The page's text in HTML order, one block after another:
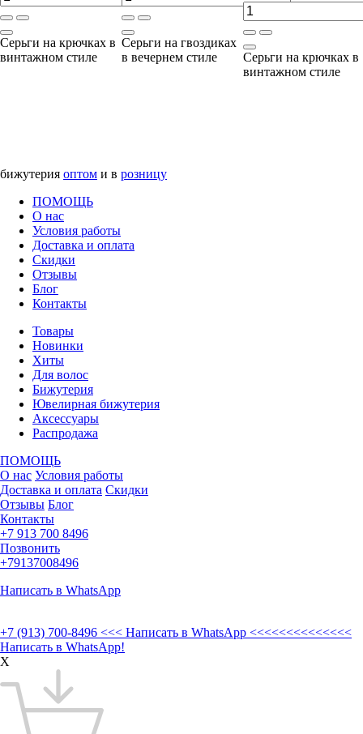
Серьги на крючках в
винтажном стиле
Серьги на гвоздиках
в вечернем стиле
Серьги на крючках в
винтажном стиле
бижутерия оптом и в розницу
ПОМОЩЬ
О нас
Условия работы
Доставка и оплата
Скидки
Отзывы
Блог
Контакты
Товары
Новинки
Хиты
Для волос
Бижутерия
Ювелирная бижутерия
Аксессуары
Распродажа
ПОМОЩЬ
О нас Условия работы
Доставка и оплата Скидки
Отзывы Блог
Контакты
+7 913 700 8496
Позвонить
+79137008496
Написать в WhatsApp
+7 (913) 700-8496 <<< Написать в WhatsApp <<<<<<<<<<<<<<
Написать в WhatsApp!
X